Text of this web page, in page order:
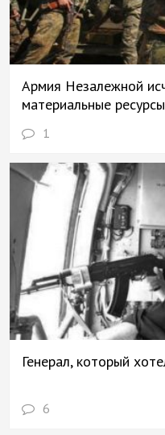
Армия Незалежной
материальные ресурсы
1
Генерал, который
6